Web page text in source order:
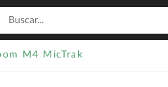
M4 MicTrak